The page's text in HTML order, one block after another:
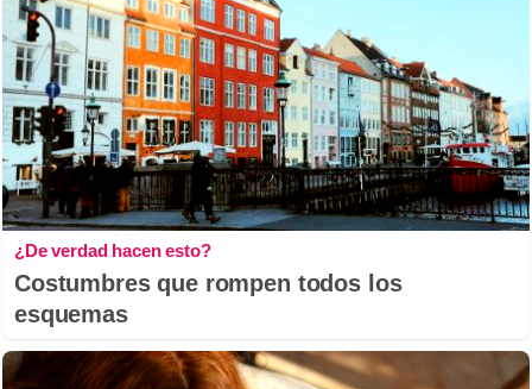
¿De verdad hacen esto?
Costumbres que rompen todos los
esquemas